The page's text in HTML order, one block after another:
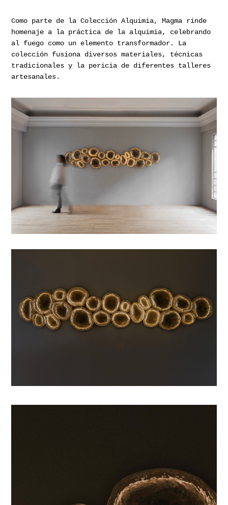
Como parte de la Colección Alquimia, Magma rinde
homenaje a la práctica de la alquimia, celebrando
al fuego como un elemento transformador. La
colección fusiona diversos materiales, técnicas
tradicionales y la pericia de diferentes talleres
artesanales.